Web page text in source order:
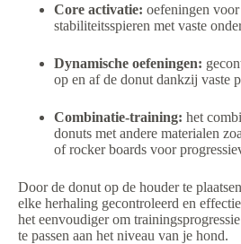
Core activatie: oefeningen
stabiliteitsspieren met vaste
Dynamische oefeningen:
op en af de donut dankzij vaste
Combinatie-training: het
donuts met andere materialen
of rocker boards voor
Door de donut op de houder te
elke herhaling gecontroleerd en
het eenvoudiger om
te passen aan het niveau van je hond.